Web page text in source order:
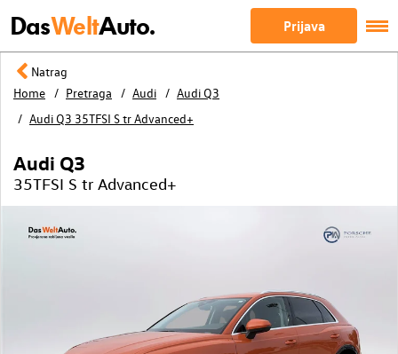
DasWeltAuto. Prijava
Natrag
Home
Pretraga Audi
Audi Q3
Audi Q3 35TFSI S tr Advanced+
Audi Q3
35TFSI S tr Advanced+